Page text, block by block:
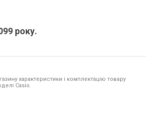
року.
характеристики і комплектацію товару
Casio.